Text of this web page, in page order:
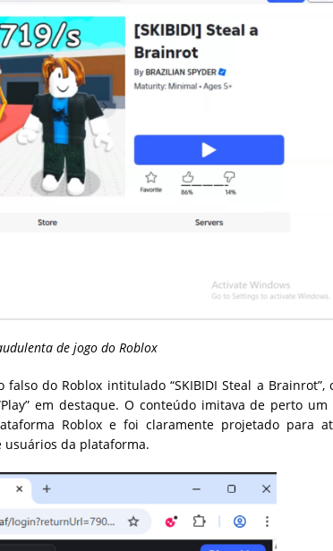
de jogo do Roblox
do Roblox intitulado “SKIBIDI Steal a Brainrot”,
em destaque. O conteúdo imitava de perto um
Roblox e foi claramente projetado para
usuários da plataforma.